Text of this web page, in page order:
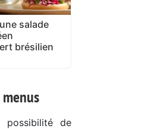
salade
brésilien
possibilité de